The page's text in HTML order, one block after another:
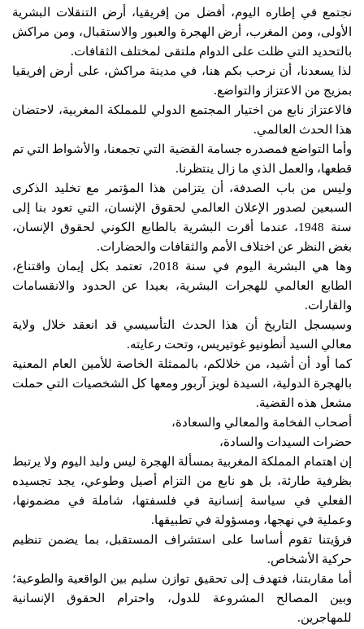
نجتمع في إطاره اليوم، أفضل من إفريقيا، أرض التنقلات البشرية
الأولى، ومن المغرب، أرض الهجرة والعبور والاستقبال، ومن مراكش
بالتحديد التي ظلت على الدوام ملتقى لمختلف الثقافات.
لذا يسعدنا، أن نرحب بكم هنا، في مدينة مراكش، على أرض إفريقيا
بمزيج من الاعتزاز والتواضع.
فالاعتزاز نابع من اختيار المجتمع الدولي للمملكة المغربية، لاحتضان
هذا الحدث العالمي.
وأما التواضع فمصدره جسامة القضية التي تجمعنا، والأشواط التي تم
قطعها، والعمل الذي ما زال ينتظرنا.
وليس من باب الصدفة، أن يتزامن هذا المؤتمر مع تخليد الذكرى
السبعين لصدور الإعلان العالمي لحقوق الإنسان، التي تعود بنا إلى
سنة 1948، عندما أقرت البشرية بالطابع الكوني لحقوق الإنسان،
بغض النظر عن اختلاف الأمم والثقافات والحضارات.
وها هي البشرية اليوم في سنة 2018، تعتمد بكل إيمان واقتناع،
الطابع العالمي للهجرات البشرية، بعيدا عن الحدود والانقسامات
والقارات.
وسيسجل التاريخ أن هذا الحدث التأسيسي قد انعقد خلال ولاية
معالي السيد أنطونيو غوتيريس، وتحت رعايته.
كما أود أن أشيد، من خلالكم، بالممثلة الخاصة للأمين العام المعنية
بالهجرة الدولية، السيدة لويز آربور ومعها كل الشخصيات التي حملت
مشعل هذه القضية.
أصحاب الفخامة والمعالي والسعادة،
حضرات السيدات والسادة،
إن اهتمام المملكة المغربية بمسألة الهجرة ليس وليد اليوم ولا يرتبط
بظرفية طارئة، بل هو نابع من التزام أصيل وطوعي، يجد تجسيده
الفعلي في سياسة إنسانية في فلسفتها، شاملة في مضمونها،
وعملية في نهجها، ومسؤولة في تطبيقها.
فرؤيتنا تقوم أساسا على استشراف المستقبل، بما يضمن تنظيم
حركية الأشخاص.
أما مقاربتنا، فتهدف إلى تحقيق توازن سليم بين الواقعية والطوعية؛
وبين المصالح المشروعة للدول، واحترام الحقوق الإنسانية
للمهاجرين.